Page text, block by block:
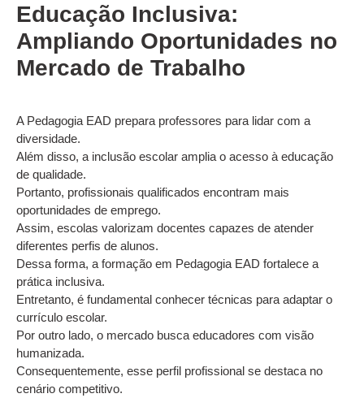
Educação Inclusiva:
Ampliando Oportunidades no
Mercado de Trabalho
A Pedagogia EAD prepara professores para lidar com a
diversidade.
Além disso, a inclusão escolar amplia o acesso à educação
de qualidade.
Portanto, profissionais qualificados encontram mais
oportunidades de emprego.
Assim, escolas valorizam docentes capazes de atender
diferentes perfis de alunos.
Dessa forma, a formação em Pedagogia EAD fortalece a
prática inclusiva.
Entretanto, é fundamental conhecer técnicas para adaptar o
currículo escolar.
Por outro lado, o mercado busca educadores com visão
humanizada.
Consequentemente, esse perfil profissional se destaca no
cenário competitivo.